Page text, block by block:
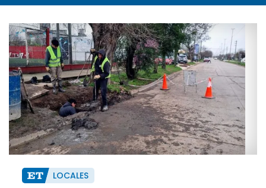
LOCALES